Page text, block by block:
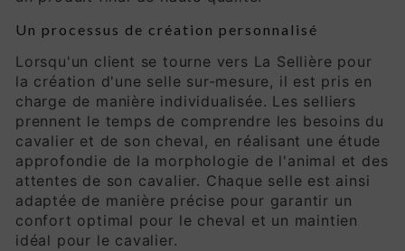
Un processus de création personnalisé
Lorsqu'un client se tourne vers La Sellière pour
la création d'une selle sur-mesure, il est pris en
charge de manière individualisée. Les selliers
prennent le temps de comprendre les besoins du
cavalier et de son cheval, en réalisant une étude
approfondie de la morphologie de l'animal et des
attentes de son cavalier. Chaque selle est ainsi
adaptée de manière précise pour garantir un
confort optimal pour le cheval et un maintien
idéal pour le cavalier.